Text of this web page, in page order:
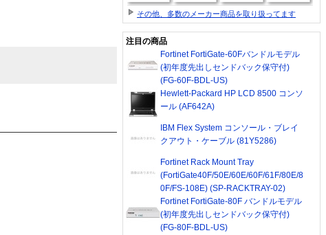
その他、多数のメーカー商品を取り扱ってます
注目の商品
Fortinet FortiGate-60Fバンドルモデル
(初年度先出しセンドバック保守付)
(FG-60F-BDL-US)
Hewlett-Packard HP LCD 8500 コンソ
ール (AF642A)
IBM Flex System コンソール・ブレイ
クアウト・ケーブル (81Y5286)
Fortinet Rack Mount Tray
(FortiGate40F/50E/60E/60F/61F/80E/8
0F/FS-108E) (SP-RACKTRAY-02)
Fortinet FortiGate-80F バンドルモデル
(初年度先出しセンドバック保守付)
(FG-80F-BDL-US)